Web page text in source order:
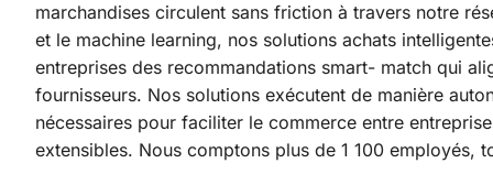
marchandises circulent sans friction à travers notre
et le machine learning, nos solutions achats
entreprises des recommandations smart- match qui
fournisseurs. Nos solutions exécutent de manière
nécessaires pour faciliter le commerce entre
extensibles. Nous comptons plus de 1 100 employés,